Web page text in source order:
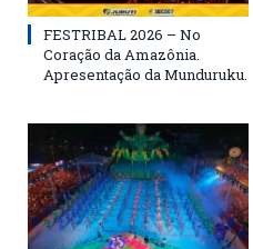
FESTRIBAL 2026 – No
Coração da Amazônia.
Apresentação da Munduruku.